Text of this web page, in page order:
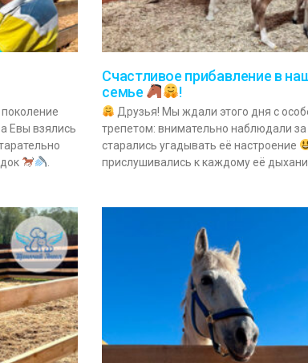
Евы взялись
Счастливое прибавление в
семье
!
Друзья! Мы ждали этого дня с
трепетом: внимательно наблюдали
старались угадывать её настроение
прислушивались к каждому её